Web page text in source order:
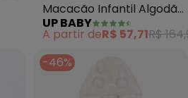
Macacão Infantil Algodão
(Bege)
UP BABY
A partir deR$ 57,71R$
-46%